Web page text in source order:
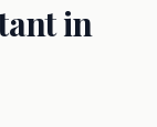
in